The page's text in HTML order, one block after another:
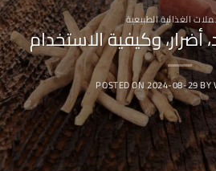
الغذائية الطبيعية
أضرار، وكيفية الاستخدام
POSTED ON2024-08-29BY